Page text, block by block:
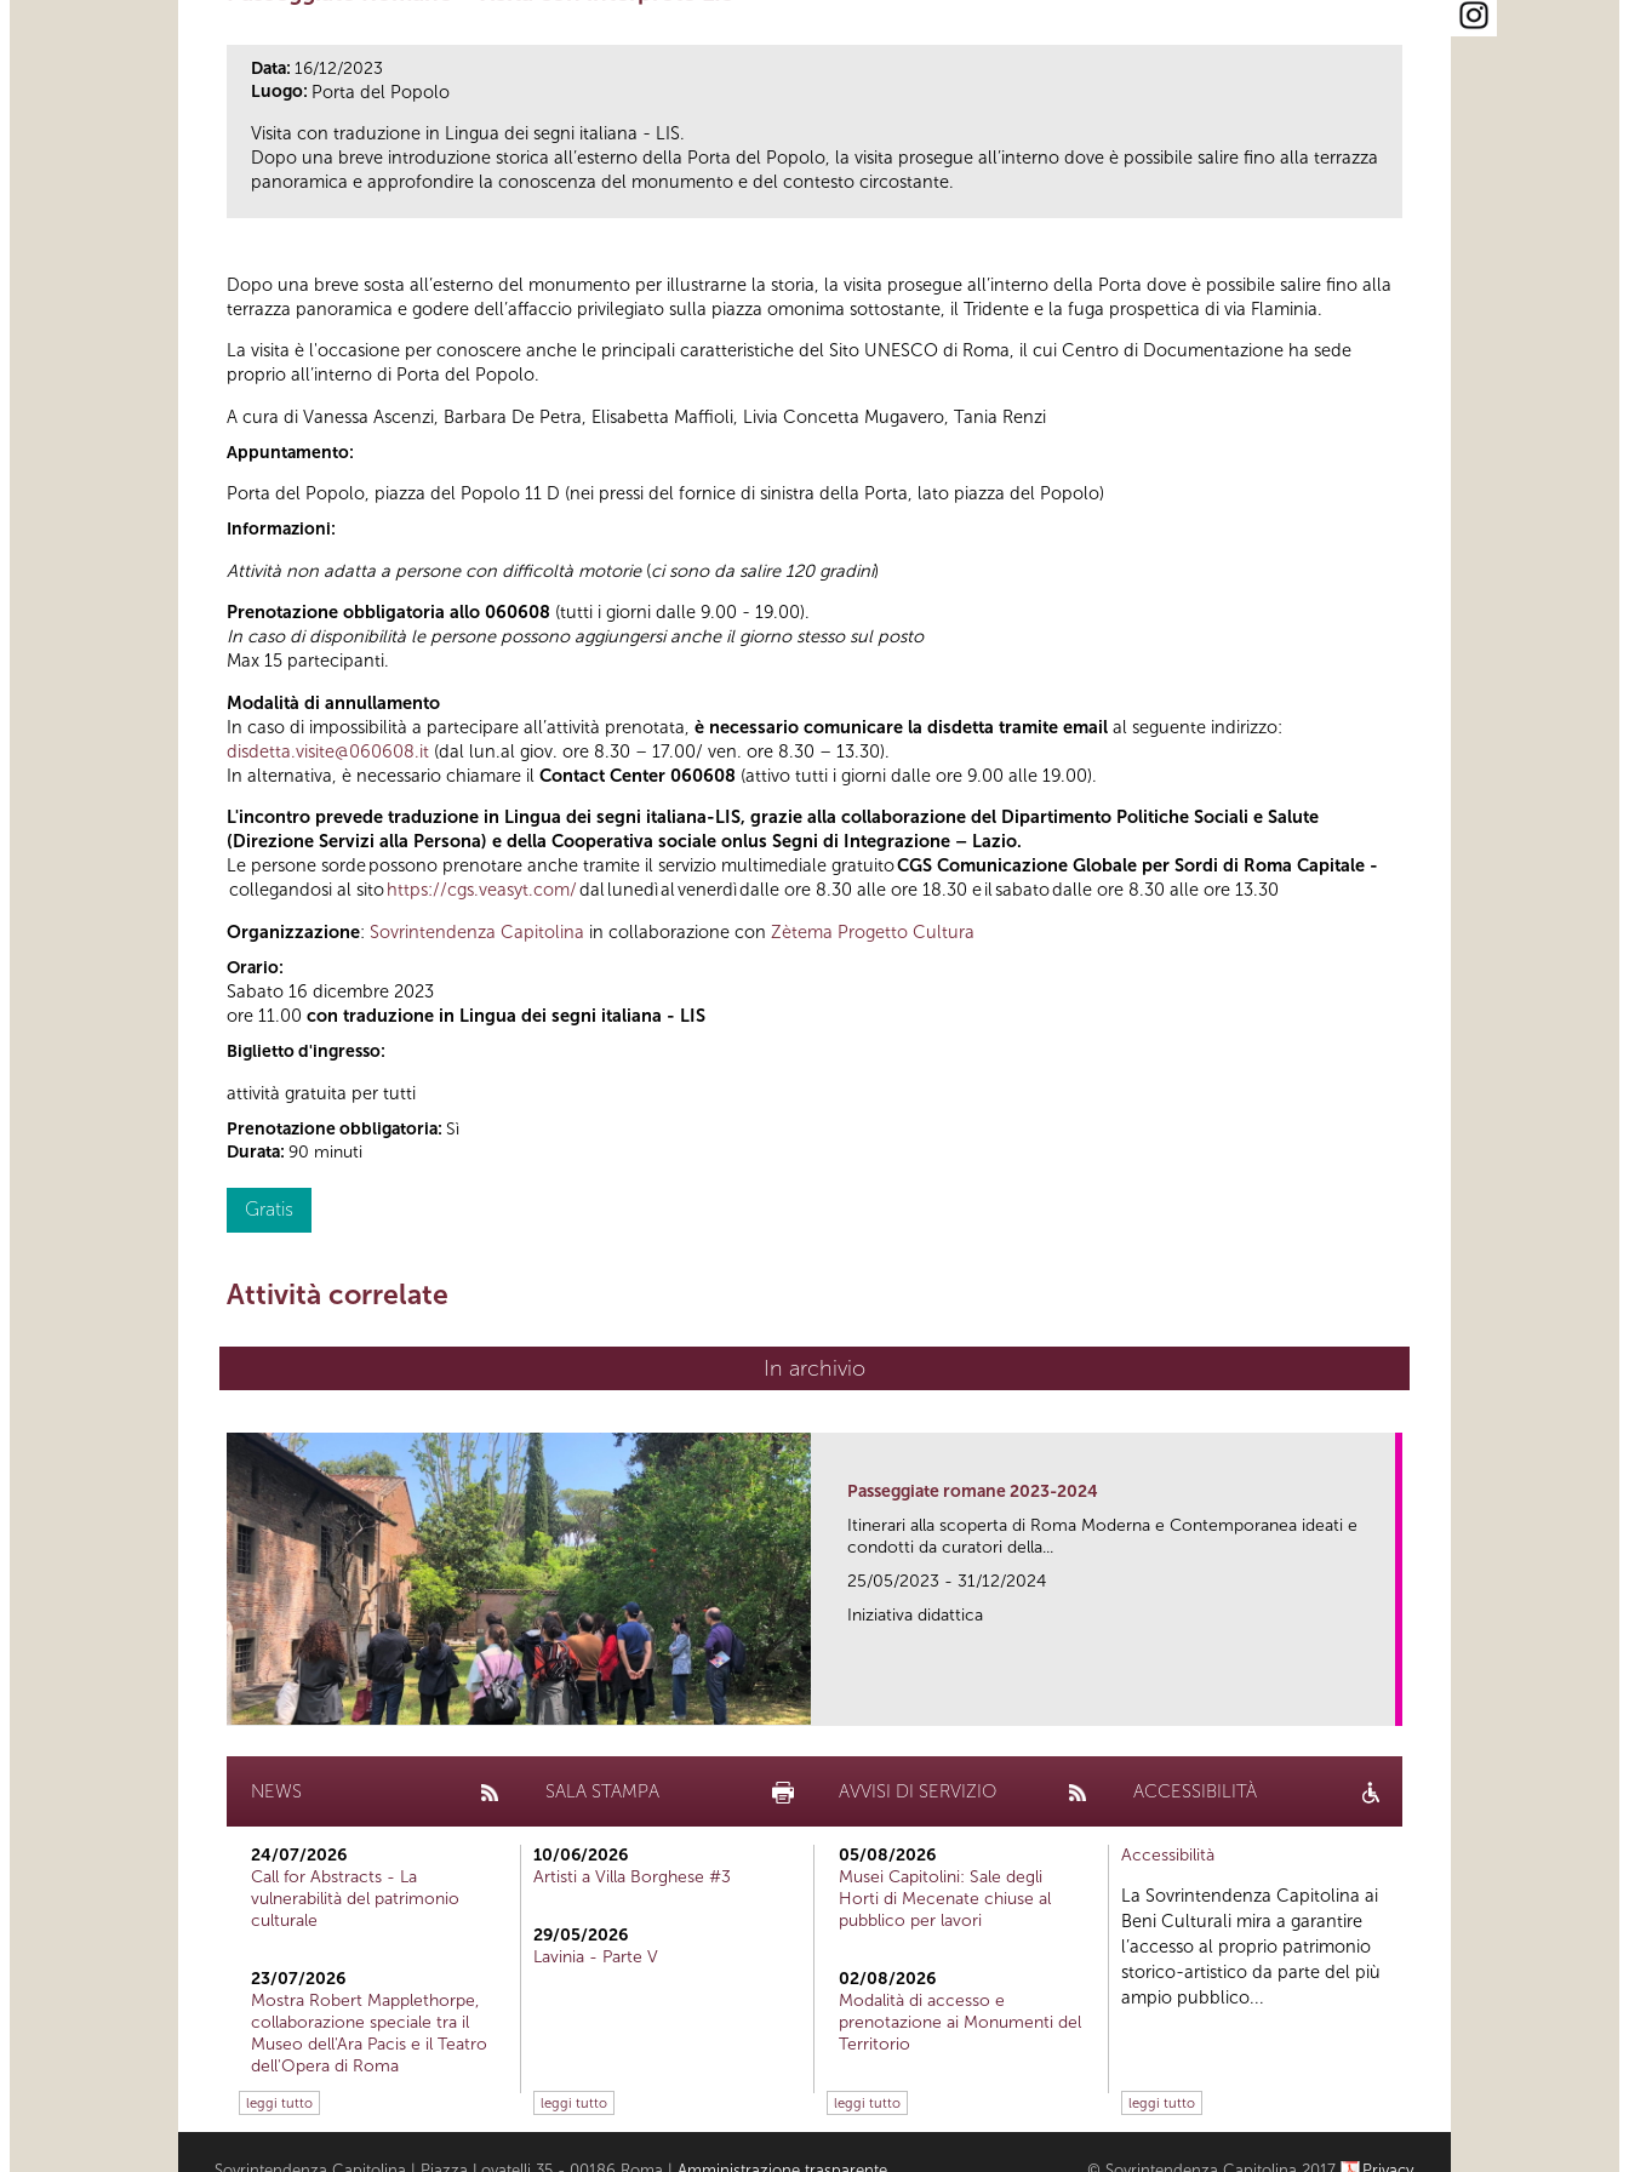
Data: 16/12/2023
Luogo: Porta del Popolo
Visita con traduzione in Lingua dei segni italiana - LIS.
Dopo una breve introduzione storica all’esterno della Porta del Popolo, la visita prosegue all’interno dove è possibile salire fino alla terrazza
panoramica e approfondire la conoscenza del monumento e del contesto circostante.
Dopo una breve sosta all’esterno del monumento per illustrarne la storia, la visita prosegue all’interno della Porta dove è possibile salire fino alla
terrazza panoramica e godere dell’affaccio privilegiato sulla piazza omonima sottostante, il Tridente e la fuga prospettica di via Flaminia.
La visita è l'occasione per conoscere anche le principali caratteristiche del Sito UNESCO di Roma, il cui Centro di Documentazione ha sede
proprio all’interno di Porta del Popolo.
A cura di Vanessa Ascenzi, Barbara De Petra, Elisabetta Maffioli, Livia Concetta Mugavero, Tania Renzi
Appuntamento:
Porta del Popolo, piazza del Popolo 11 D (nei pressi del fornice di sinistra della Porta, lato piazza del Popolo)
Informazioni:
Attività non adatta a persone con difficoltà motorie(ci sono da salire 120 gradini)
Prenotazione obbligatoria allo 060608 (tutti i giorni dalle 9.00 - 19.00).
In caso di disponibilità le persone possono aggiungersi anche il giorno stesso sul posto
Max 15 partecipanti.
Modalità di annullamento
In caso di impossibilità a partecipare all’attività prenotata, è necessario comunicare la disdetta tramite email al seguente indirizzo:
disdetta.visite@060608.it (dal lun.al giov. ore 8.30 – 17.00/ ven. ore 8.30 – 13.30).
In alternativa, è necessario chiamare il Contact Center 060608 (attivo tutti i giorni dalle ore 9.00 alle 19.00).
L'incontro prevede traduzione in Lingua dei segni italiana-LIS, grazie alla collaborazione del Dipartimento Politiche Sociali e Salute
(Direzione Servizi alla Persona) e della Cooperativa sociale onlus Segni di Integrazione – Lazio.
Le persone sorde possono prenotare anche tramite il servizio multimediale gratuitoCGS Comunicazione Globale per Sordi di Roma Capitale -
collegandosi al sito https://cgs.veasyt.com/dal lunedì al venerdì dalle ore 8.30 alle ore 18.30 e il sabato dalle ore 8.30 alle ore 13.30
Organizzazione: Sovrintendenza Capitolina in collaborazione con Zètema Progetto Cultura
Orario:
Sabato 16 dicembre 2023
ore 11.00 con traduzione in Lingua dei segni italiana - LIS
Biglietto d'ingresso:
attività gratuita per tutti
Prenotazione obbligatoria: Sì
Durata: 90 minuti
Gratis
Attività correlate
In archivio
Passeggiate romane 2023-2024
Itinerari alla scoperta di Roma Moderna e Contemporanea ideati e
condotti da curatori della...
25/05/2023 - 31/12/2024
Iniziativa didattica
NEWS
24/07/2026
Call for Abstracts - La
vulnerabilità del patrimonio
culturale
23/07/2026
Mostra Robert Mapplethorpe,
collaborazione speciale tra il
Museo dell'Ara Pacis e il Teatro
dell'Opera di Roma
leggi tutto
SALA STAMPA
10/06/2026
Artisti a Villa Borghese #3
29/05/2026
Lavinia - Parte V
leggi tutto
AVVISI DI SERVIZIO
05/08/2026
Musei Capitolini: Sale degli
Horti di Mecenate chiuse al
pubblico per lavori
02/08/2026
Modalità di accesso e
prenotazione ai Monumenti del
Territorio
leggi tutto
ACCESSIBILITÀ
Accessibilità
La Sovrintendenza Capitolina ai
Beni Culturali mira a garantire
l’accesso al proprio patrimonio
storico-artistico da parte del più
ampio pubblico...
leggi tutto